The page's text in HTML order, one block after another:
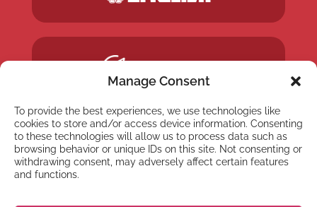
Manage Consent
To provide the best experiences, we use technologies like
cookies to store and/or access device information. Consenting
to these technologies will allow us to process data such as
browsing behavior or unique IDs on this site. Not consenting or
withdrawing consent, may adversely affect certain features
and functions.